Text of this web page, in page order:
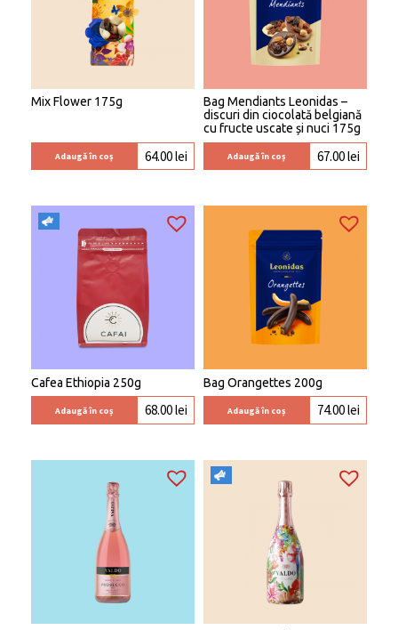
Mix Flower 175g
Adaugă în coș 64.00lei
Bag Mendiants Leonidas –
discuri din ciocolată belgiană
cu fructe uscate și nuci 175g
Adaugă în coș 67.00lei
Cafea Ethiopia 250g
Adaugă în coș 68.00lei
Bag Orangettes 200g
Adaugă în coș 74.00lei